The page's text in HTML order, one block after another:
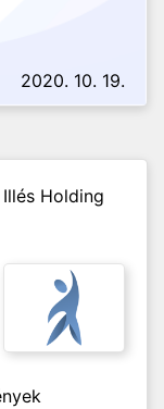
2020. 10. 19.
Illés Holding